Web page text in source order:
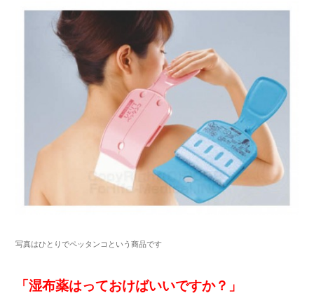
写真はひとりでペッタンコという商品です
「湿布薬はっておけばいいですか？」